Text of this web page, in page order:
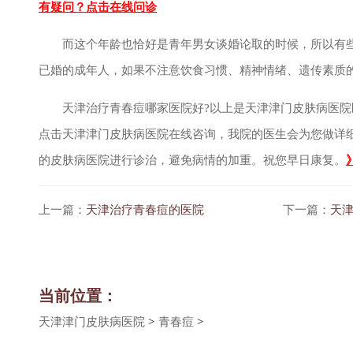
有疑问？点击在线问诊
而这个年龄也恰好是青年男女谈婚论取的时候，所以有
已婚的成年人，如果不注意饮食习惯、精神情绪、遗传素
天津治疗青春痘哪家医院好?以上是天津津门皮肤病医院
点击天津津门皮肤病医院在线咨询，我院的医生会为您做
的皮肤病医院进行诊治，避免病情的加重。祝您早日康复。
上一篇： 天津治疗青春痘的医院 下一篇： 天
当前位置：
天津津门皮肤病医院 > 青春痘 >